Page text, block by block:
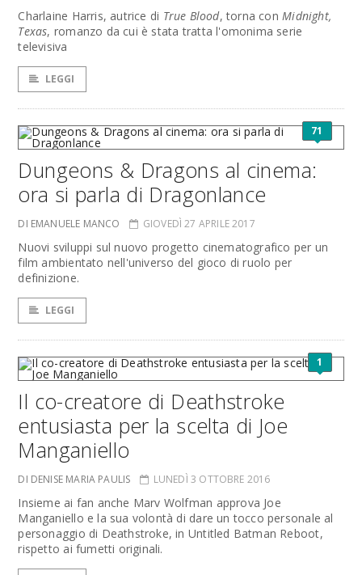
Charlaine Harris, autrice di True Blood, torna conMidnight,
Texas, romanzo da cui è stata tratta l'omonima serie
televisiva
LEGGI
71
Dungeons & Dragons al cinema:
ora si parla di Dragonlance
DI EMANUELE MANCO GIOVEDÌ 27 APRILE 2017
Nuovi sviluppi sul nuovo progetto cinematografico per un
film ambientato nell'universo del gioco di ruolo per
definizione.
LEGGI
1
Il co-creatore di Deathstroke
entusiasta per la scelta di Joe
Manganiello
DI DENISE MARIA PAULIS LUNEDÌ 3 OTTOBRE 2016
Insieme ai fan anche Marv Wolfman approva Joe
Manganiello e la sua volontà di dare un tocco personale al
personaggio di Deathstroke, in Untitled Batman Reboot,
rispetto ai fumetti originali.